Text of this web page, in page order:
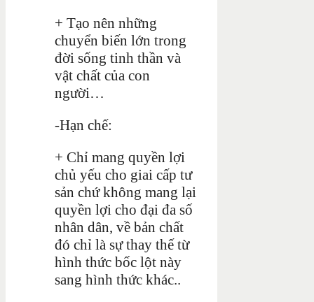
+ Tạo nên những
chuyển biến lớn trong
đời sống tinh thần và
vật chất của con
người…
-Hạn chế:
+ Chỉ mang quyền lợi
chủ yếu cho giai cấp tư
sản chứ không mang lại
quyền lợi cho đại đa số
nhân dân, về bản chất
đó chỉ là sự thay thế từ
hình thức bốc lột này
sang hình thức khác..